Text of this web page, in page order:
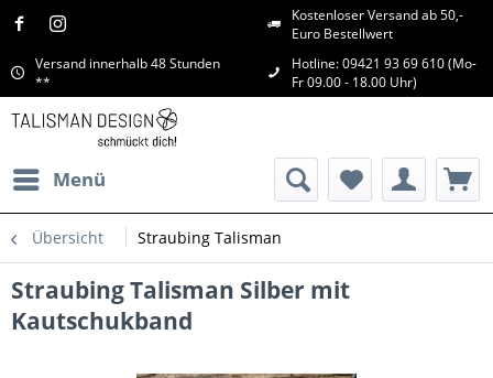
Kostenloser Versand ab 50,-
Euro Bestellwert
Versand innerhalb 48 Stunden
**
Hotline: 09421 93 69 610 (Mo-
Fr 09.00 - 18.00 Uhr)
Menü
Übersicht Straubing Talisman
Straubing Talisman Silber mit
Kautschukband